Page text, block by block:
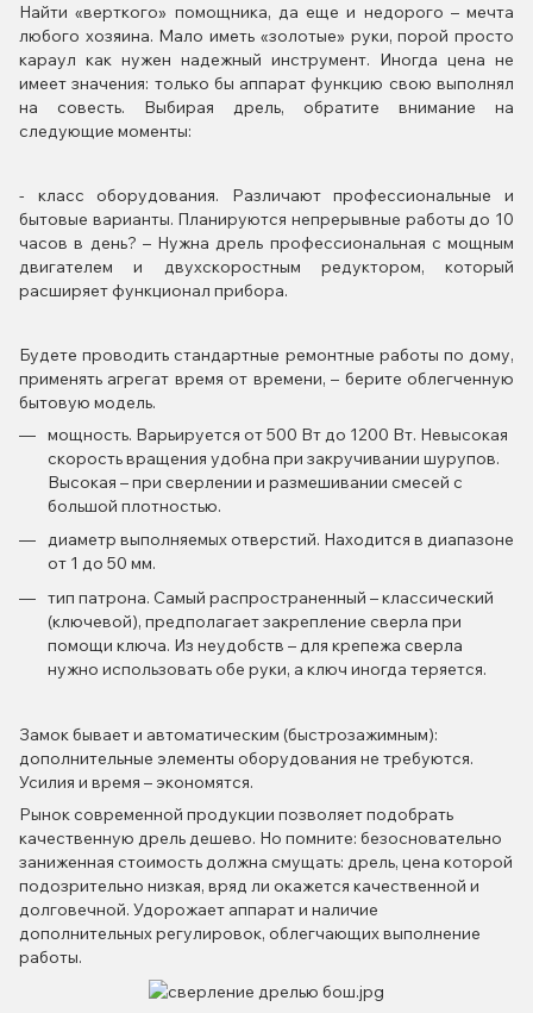
Найти «верткого» помощника, да еще и недорого – мечта
любого хозяина. Мало иметь «золотые» руки, порой просто
караул как нужен надежный инструмент. Иногда цена не
имеет значения: только бы аппарат функцию свою выполнял
на совесть. Выбирая дрель, обратите внимание на
следующие моменты:
- класс оборудования. Различают профессиональные и
бытовые варианты. Планируются непрерывные работы до 10
часов в день? – Нужна дрель профессиональная с мощным
двигателем и двухскоростным редуктором, который
расширяет функционал прибора.
Будете проводить стандартные ремонтные работы по дому,
применять агрегат время от времени, – берите облегченную
бытовую модель.
мощность. Варьируется от 500 Вт до 1200 Вт. Невысокая
скорость вращения удобна при закручивании шурупов.
Высокая – при сверлении и размешивании смесей с
большой плотностью.
диаметр выполняемых отверстий. Находится в диапазоне
от 1 до 50 мм.
тип патрона. Самый распространенный – классический
(ключевой), предполагает закрепление сверла при
помощи ключа. Из неудобств – для крепежа сверла
нужно использовать обе руки, а ключ иногда теряется.
Замок бывает и автоматическим (быстрозажимным):
дополнительные элементы оборудования не требуются.
Усилия и время – экономятся.
Рынок современной продукции позволяет подобрать
качественную дрель дешево. Но помните: безосновательно
заниженная стоимость должна смущать: дрель, цена которой
подозрительно низкая, вряд ли окажется качественной и
долговечной. Удорожает аппарат и наличие
дополнительных регулировок, облегчающих выполнение
работы.